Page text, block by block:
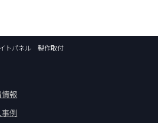
トパネル 製作取付
報
例